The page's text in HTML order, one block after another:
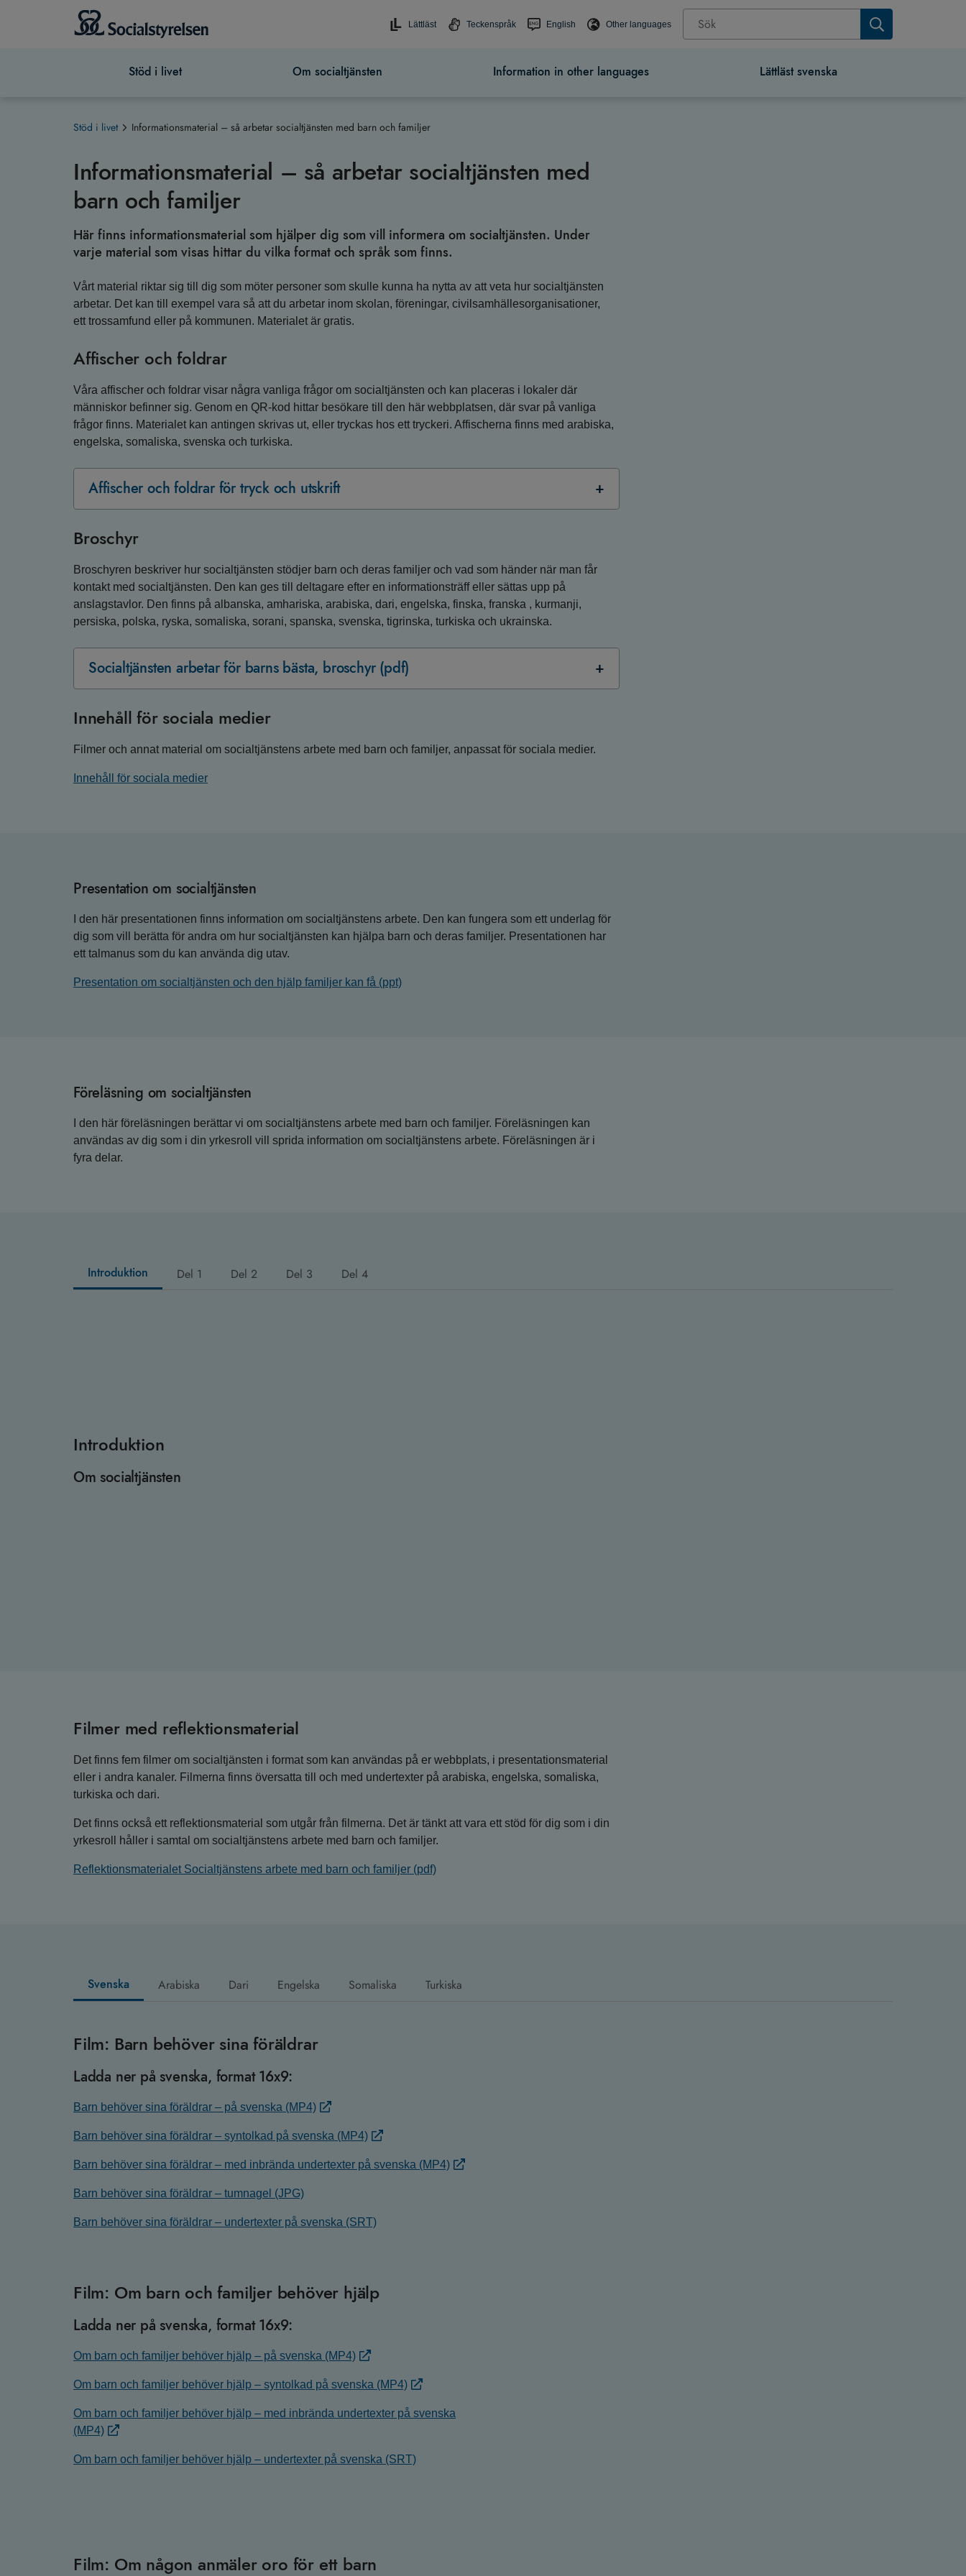
Lättläst Teckenspråk English Other languages
Stöd i livet Om socialtjänsten Information in other languages Lättläst svenska
Stöd i livet Informationsmaterial – så arbetar socialtjänsten med barn och familjer
Informationsmaterial – så arbetar socialtjänsten med
barn och familjer
Här finns informationsmaterial som hjälper dig som vill informera om socialtjänsten. Under
varje material som visas hittar du vilka format och språk som finns.
Vårt material riktar sig till dig som möter personer som skulle kunna ha nytta av att veta hur socialtjänsten
arbetar. Det kan till exempel vara så att du arbetar inom skolan, föreningar, civilsamhällesorganisationer,
ett trossamfund eller på kommunen. Materialet är gratis.
Affischer och foldrar
Våra affischer och foldrar visar några vanliga frågor om socialtjänsten och kan placeras i lokaler där
människor befinner sig. Genom en QR-kod hittar besökare till den här webbplatsen, där svar på vanliga
frågor finns. Materialet kan antingen skrivas ut, eller tryckas hos ett tryckeri. Affischerna finns med arabiska,
engelska, somaliska, svenska och turkiska.
Affischer och foldrar för tryck och utskrift
Broschyr
Broschyren beskriver hur socialtjänsten stödjer barn och deras familjer och vad som händer när man får
kontakt med socialtjänsten. Den kan ges till deltagare efter en informationsträff eller sättas upp på
anslagstavlor. Den finns på albanska, amhariska, arabiska, dari, engelska, finska, franska , kurmanji,
persiska, polska, ryska, somaliska, sorani, spanska, svenska, tigrinska, turkiska och ukrainska.
Socialtjänsten arbetar för barns bästa, broschyr (pdf)
Innehåll för sociala medier
Filmer och annat material om socialtjänstens arbete med barn och familjer, anpassat för sociala medier.
Innehåll för sociala medier
Presentation om socialtjänsten
I den här presentationen finns information om socialtjänstens arbete. Den kan fungera som ett underlag för
dig som vill berätta för andra om hur socialtjänsten kan hjälpa barn och deras familjer. Presentationen har
ett talmanus som du kan använda dig utav.
Presentation om socialtjänsten och den hjälp familjer kan få (ppt)
Föreläsning om socialtjänsten
I den här föreläsningen berättar vi om socialtjänstens arbete med barn och familjer. Föreläsningen kan
användas av dig som i din yrkesroll vill sprida information om socialtjänstens arbete. Föreläsningen är i
fyra delar.
Introduktion Del 1 Del 2 Del 3 Del 4
Introduktion
Om socialtjänsten
Filmer med reflektionsmaterial
Det finns fem filmer om socialtjänsten i format som kan användas på er webbplats, i presentationsmaterial
eller i andra kanaler. Filmerna finns översatta till och med undertexter på arabiska, engelska, somaliska,
turkiska och dari.
Det finns också ett reflektionsmaterial som utgår från filmerna. Det är tänkt att vara ett stöd för dig som i din
yrkesroll håller i samtal om socialtjänstens arbete med barn och familjer.
Reflektionsmaterialet Socialtjänstens arbete med barn och familjer (pdf)
Svenska Arabiska Dari Engelska Somaliska Turkiska
Film: Barn behöver sina föräldrar
Ladda ner på svenska, format 16x9:
Barn behöver sina föräldrar – på svenska (MP4)
Barn behöver sina föräldrar – syntolkad på svenska (MP4)
Barn behöver sina föräldrar – med inbrända undertexter på svenska (MP4)
Barn behöver sina föräldrar – tumnagel (JPG)
Barn behöver sina föräldrar – undertexter på svenska (SRT)
Film: Om barn och familjer behöver hjälp
Ladda ner på svenska, format 16x9:
Om barn och familjer behöver hjälp – på svenska (MP4)
Om barn och familjer behöver hjälp – syntolkad på svenska (MP4)
Om barn och familjer behöver hjälp – med inbrända undertexter på svenska
(MP4)
Om barn och familjer behöver hjälp – undertexter på svenska (SRT)
Film: Om någon anmäler oro för ett barn